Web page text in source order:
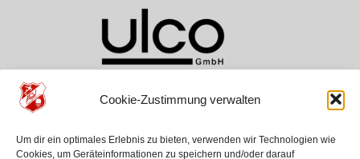
Cookie-Zustimmung verwalten
Um dir ein optimales Erlebnis zu bieten, verwenden wir Technologien wie
Cookies, um Geräteinformationen zu speichern und/oder darauf
ASV Aichwald
Über Uns
Kontakt